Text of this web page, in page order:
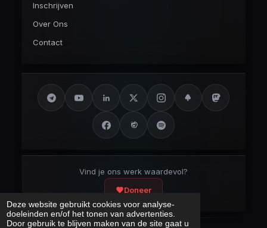
Deze website gebruikt cookies voor analyse-
doeleinden en/of het tonen van advertenties.
Door gebruik te blijven maken van de site gaat u
Inschrijven
Over Ons
Contact
Vind je ons werk waardevol?
Doneer